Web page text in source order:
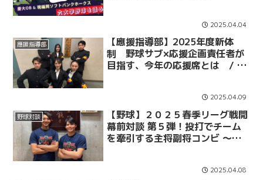
2025.04.04
應援指導部
【應援指導部】2025年度新体
制 野球サブ×応援企画責任者が
目指す、今年の応援席とは / 春
2025.04.09
野球対談
【野球】２０２５春季リーグ戦開
幕前対談 第５弾！投打でチーム
を牽引する主将副将コンビ ～外
2025.04.08